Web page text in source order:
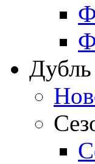
Дубль